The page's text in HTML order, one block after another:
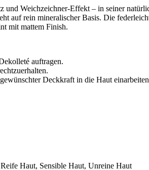
und Weichzeichner-Effekt – in seiner
auf rein mineralischer Basis. Die
mit mattem Finish.
auftragen.
Deckkraft in die Haut
Haut, Sensible Haut, Unreine Haut